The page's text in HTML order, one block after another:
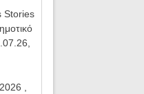
Stories
,